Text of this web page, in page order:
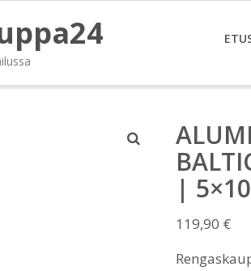
|
119,90 €